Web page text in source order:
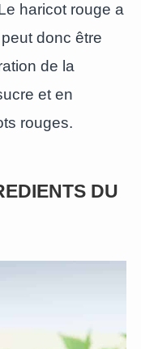
haricot rouge a
donc être
de la
et en
rouges.
DU